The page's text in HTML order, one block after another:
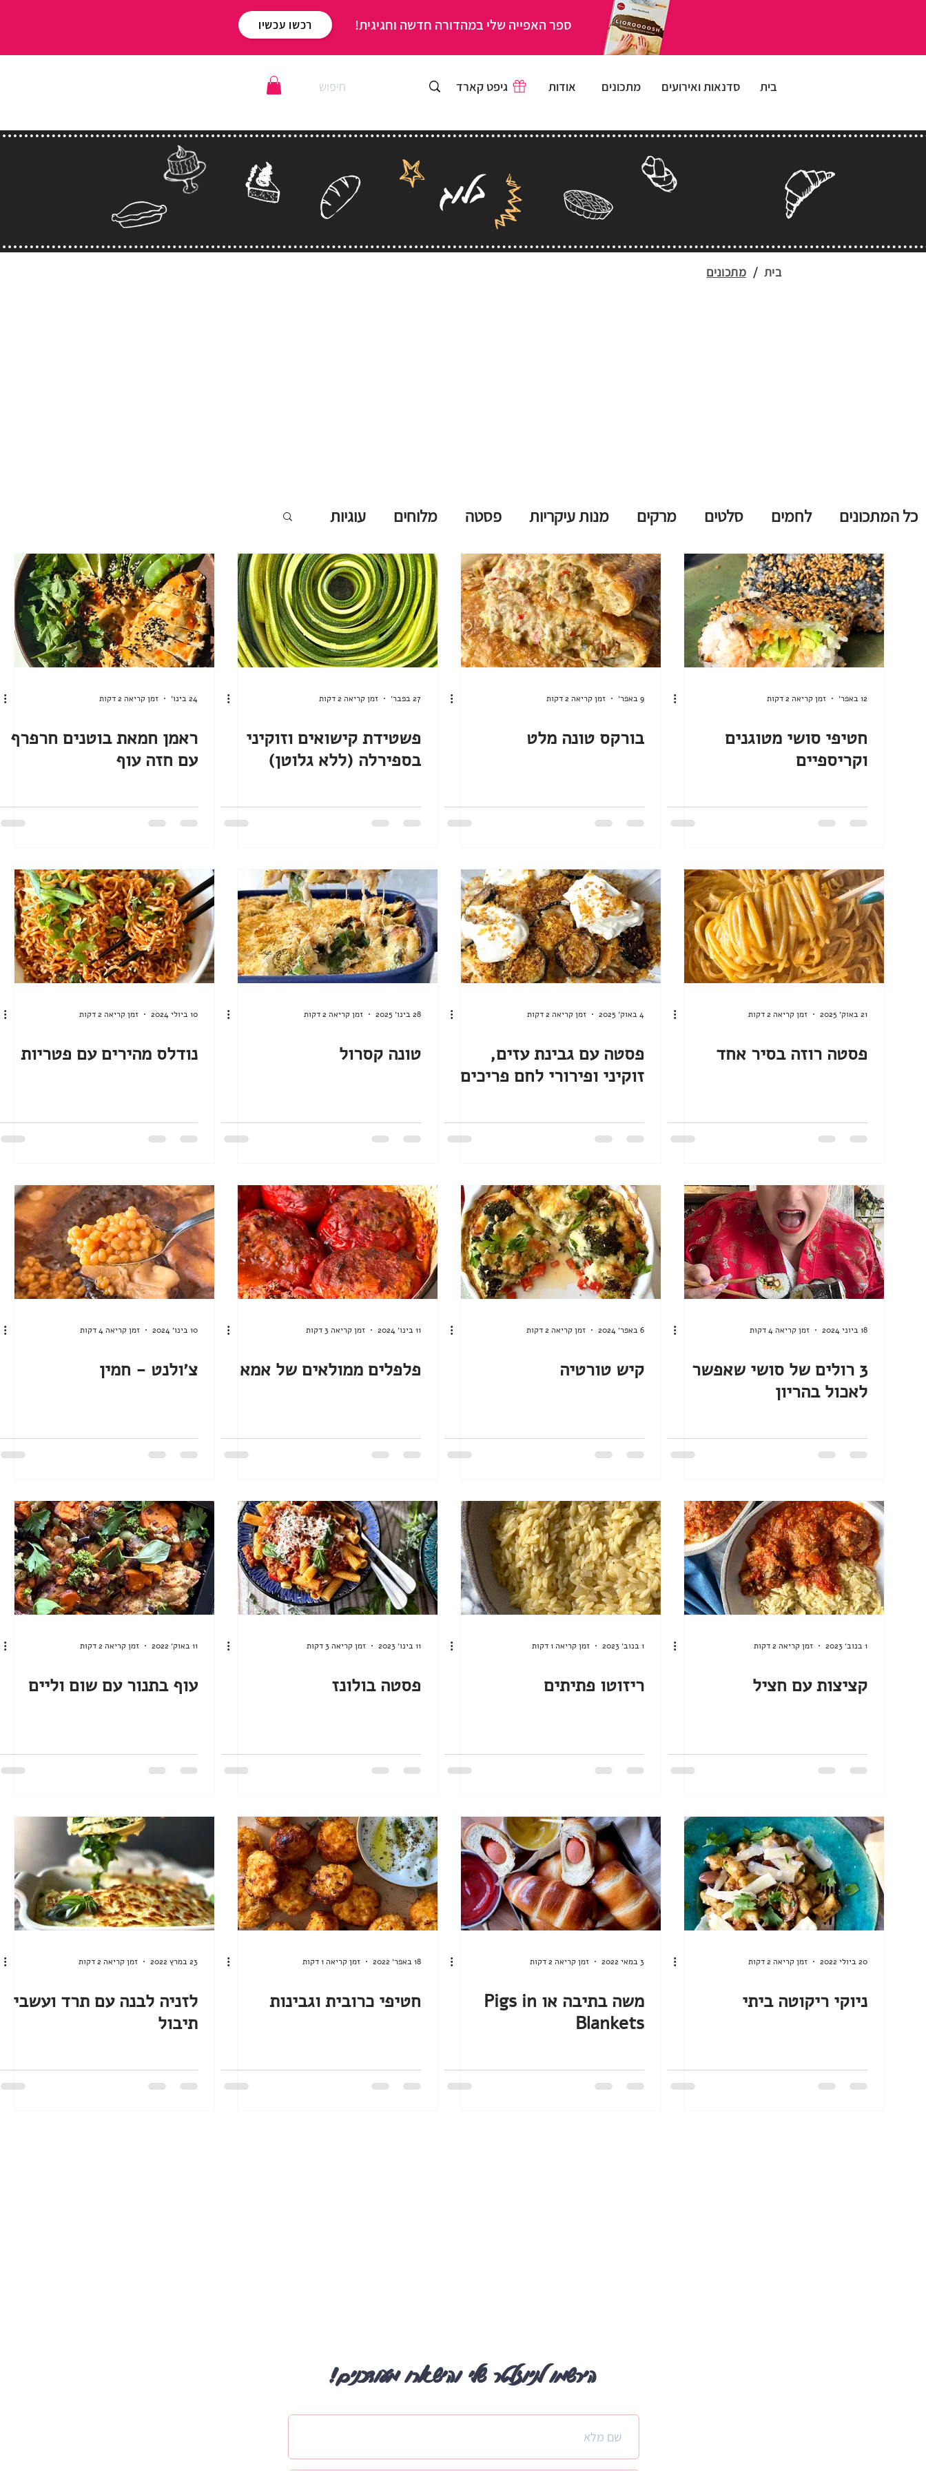
רכשו עכשיו ספר האפייה שלי במהדורה חדשה וחגיגית!
גיפט קארד אודות מתכונים סדנאות ואירועים בית
בלוג
בית / מתכונים
כל המתכונים לחמים סלטים מרקים מנות עיקריות פסטה מלוחים עוגיות
עוגות שמרים עוגות בחושות פאי וטארט קינוחים משקאות מושחתים ללא אפייה
ללא גלוטן ללא מיקסר נומה טבעוני ארוחות בוקר גלידות וקפואים
מתכונים אהובים
12 באפר׳ זמן קריאה 2 דקות
חטיפי סושי מטוגנים
וקריספיים
9 באפר׳ זמן קריאה 2 דקות
בורקס טונה מלט
27 בפבר׳ זמן קריאה 2 דקות
פשטידת קישואים וזוקיני
בספירלה (ללא גלוטן)
24 בינו׳ זמן קריאה 2 דקות
ראמן חמאת בוטנים חרפרף
עם חזה עוף
21 באוק׳ 2025 זמן קריאה 2 דקות
פסטה רוזה בסיר אחד
4 באוק׳ 2025 זמן קריאה 2 דקות
פסטה עם גבינת עזים,
זוקיני ופירורי לחם פריכים
28 בינו׳ 2025 זמן קריאה 2 דקות
טונה קסרול
10 ביולי 2024 זמן קריאה 2 דקות
נודלס מהירים עם פטריות
18 ביוני 2024 זמן קריאה 4 דקות
3 רולים של סושי שאפשר
לאכול בהריון
6 באפר׳ 2024 זמן קריאה 2 דקות
קיש טורטיה
11 בינו׳ 2024 זמן קריאה 3 דקות
פלפלים ממולאים של אמא
10 בינו׳ 2024 זמן קריאה 4 דקות
צ׳ולנט - חמין
1 בנוב׳ 2023 זמן קריאה 2 דקות
קציצות עם חציל
1 בנוב׳ 2023 זמן קריאה 1 דקות
ריזוטו פתיתים
11 בינו׳ 2023 זמן קריאה 3 דקות
פסטה בולונז
11 באוק׳ 2022 זמן קריאה 2 דקות
עוף בתנור עם שום וליים
20 ביולי 2022 זמן קריאה 2 דקות
ניוקי ריקוטה ביתי
3 במאי 2022 זמן קריאה 2 דקות
משה בתיבה או Pigs in
Blankets
18 באפר׳ 2022 זמן קריאה 1 דקות
חטיפי כרובית וגבינות
23 במרץ 2022 זמן קריאה 2 דקות
לזניה לבנה עם תרד ועשבי
תיבול
הירשמו לניוזלטר שלי והישארו מעודכנים!